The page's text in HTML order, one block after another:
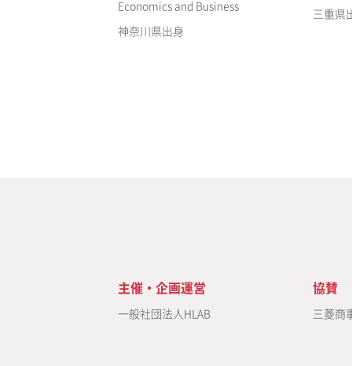
Economics and Business
神奈川県出身
三重県
主催・企画運営
一般社団法人HLAB
協賛
三菱商